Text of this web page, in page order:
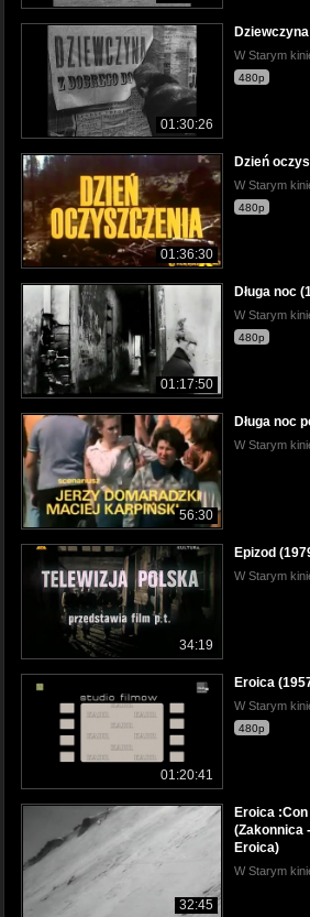
01:30:26
W Starym
480p
01:36:30
Dzień
W Starym
480p
01:17:50
Długa noc
W Starym
480p
56:30
Długa noc
W Starym
34:19
Epizod
W Starym
01:20:41
Eroica
W Starym
480p
32:45
Eroica
(Zakonnica
Eroica)
W Starym